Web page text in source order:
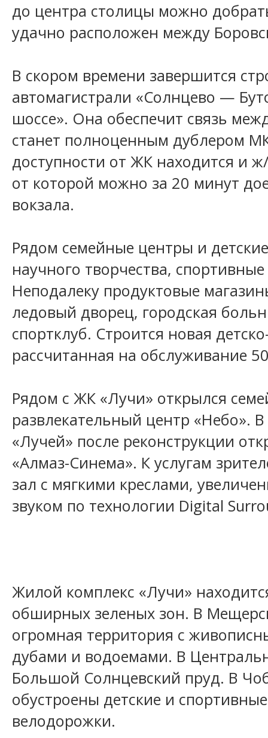
до центра столицы можно
удачно расположен между
В скором времени завершится
автомагистрали «Солнцево —
шоссе». Она обеспечит связь
станет полноценным дублером
доступности от ЖК находится и
от которой можно за 20 минут
вокзала.
Рядом семейные центры и
научного творчества,
Неподалеку продуктовые
ледовый дворец, городская
спортклуб. Строится новая
рассчитанная на обслуживание
Рядом с ЖК «Лучи» открылся
развлекательный центр «Небо».
«Лучей» после реконструкции
«Алмаз-Синема». К услугам
зал с мягкими креслами,
звуком по технологии Digital
Жилой комплекс «Лучи»
обширных зеленых зон. В
огромная территория с
дубами и водоемами. В
Большой Солнцевский пруд. В
обустроены детские и
велодорожки.